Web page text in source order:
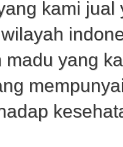
kami
madu yang